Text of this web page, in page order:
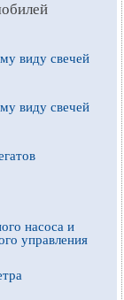
виду свечей
виду свечей
насоса и
управления